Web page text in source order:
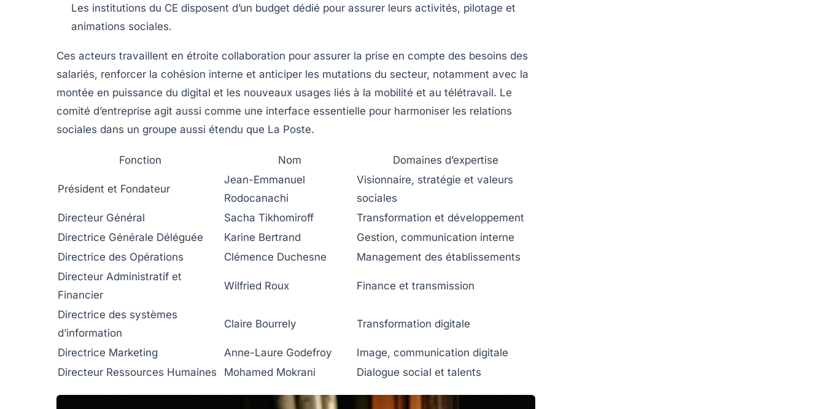
Les institutions du CE disposent d’un budget dédié pour assurer leurs activités, pilotage et
animations sociales.
Ces acteurs travaillent en étroite collaboration pour assurer la prise en compte des besoins des
salariés, renforcer la cohésion interne et anticiper les mutations du secteur, notamment avec la
montée en puissance du digital et les nouveaux usages liés à la mobilité et au télétravail. Le
comité d’entreprise agit aussi comme une interface essentielle pour harmoniser les relations
sociales dans un groupe aussi étendu que La Poste.
Fonction Nom Domaines d’expertise
Président et Fondateur
Jean-Emmanuel
Rodocanachi
Visionnaire, stratégie et valeurs
sociales
Directeur Général
Sacha Tikhomiroff
Transformation et développement
Directrice Générale Déléguée
Karine Bertrand
Gestion, communication interne
Directrice des Opérations
Clémence Duchesne
Management des établissements
Directeur Administratif et
Financier
Wilfried Roux Finance et transmission
Directrice des systèmes
d’information
Claire Bourrely Transformation digitale
Directrice Marketing Anne-Laure Godefroy
Image, communication digitale
Directeur Ressources Humaines
Mohamed Mokrani Dialogue social et talents